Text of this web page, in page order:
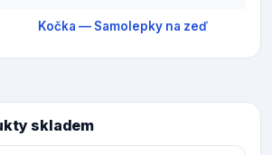
Kočka — Samolepky na zeď
skladem